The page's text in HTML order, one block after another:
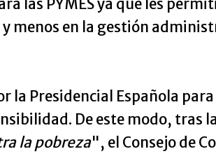
las PYMES ya que les
menos en la gestión
la Presidencial Española
De este modo, tras
la pobreza", el Consejo de